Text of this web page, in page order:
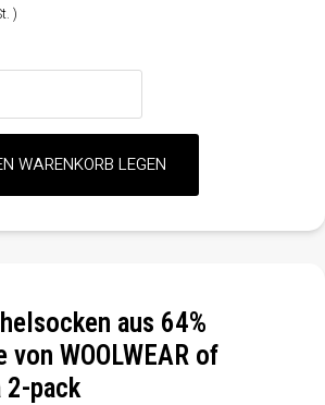
)
aus 64%
WOOLWEAR of
2-pack